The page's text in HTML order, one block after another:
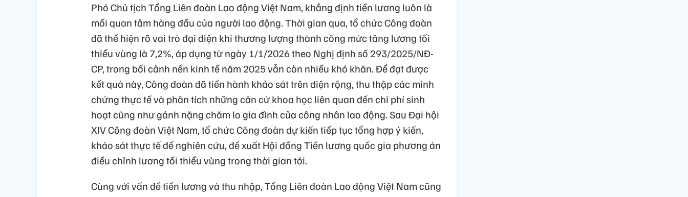
Phó Chủ tịch Tổng Liên đoàn Lao động Việt Nam, khẳng định tiền lương luôn là
mối quan tâm hàng đầu của người lao động. Thời gian qua, tổ chức Công đoàn
đã thể hiện rõ vai trò đại diện khi thương lượng thành công mức tăng lương tối
thiểu vùng là 7,2%, áp dụng từ ngày 1/1/2026 theo Nghị định số 293/2025/NĐ-
CP, trong bối cảnh nền kinh tế năm 2025 vẫn còn nhiều khó khăn. Để đạt được
kết quả này, Công đoàn đã tiến hành khảo sát trên diện rộng, thu thập các minh
chứng thực tế và phân tích những căn cứ khoa học liên quan đến chi phí sinh
hoạt cũng như gánh nặng chăm lo gia đình của công nhân lao động. Sau Đại hội
XIV Công đoàn Việt Nam, tổ chức Công đoàn dự kiến tiếp tục tổng hợp ý kiến,
khảo sát thực tế để nghiên cứu, đề xuất Hội đồng Tiền lương quốc gia phương án
điều chỉnh lương tối thiểu vùng trong thời gian tới.
Cùng với vấn đề tiền lương và thu nhập, Tổng Liên đoàn Lao động Việt Nam cũng